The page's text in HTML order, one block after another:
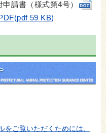
請書（様式第4号）
59 KB)
をご覧いただくためには、